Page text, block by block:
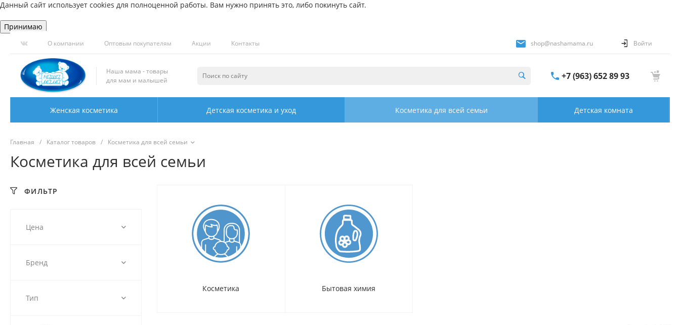
Данный сайт использует cookies для полноценной работы. Вам нужно принять это, либо покинуть сайт.
Принимаю
О компании Оптовым покупателям Акции Контакты shop@nashamama.ru Войти
Наша мама - товары
для мам и малышей
+7 (963) 652 89 93
Женская косметика Детская косметика и уход Косметика для всей семьи Детская комната
Главная / Каталог товаров / Косметика для всей семьи
Косметика для всей семьи
ФИЛЬТР
Цена
Бренд
Тип
Косметика Бытовая химия